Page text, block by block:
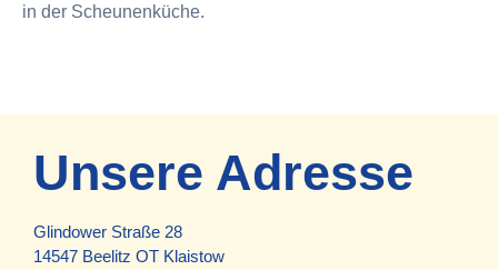
in der Scheunenküche.
Unsere Adresse
Glindower Straße 28
14547 Beelitz OT Klaistow